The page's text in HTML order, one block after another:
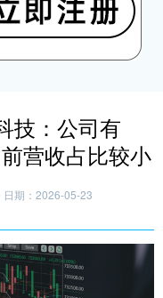
技：公司有
营收占比较小
日期：2026-05-23